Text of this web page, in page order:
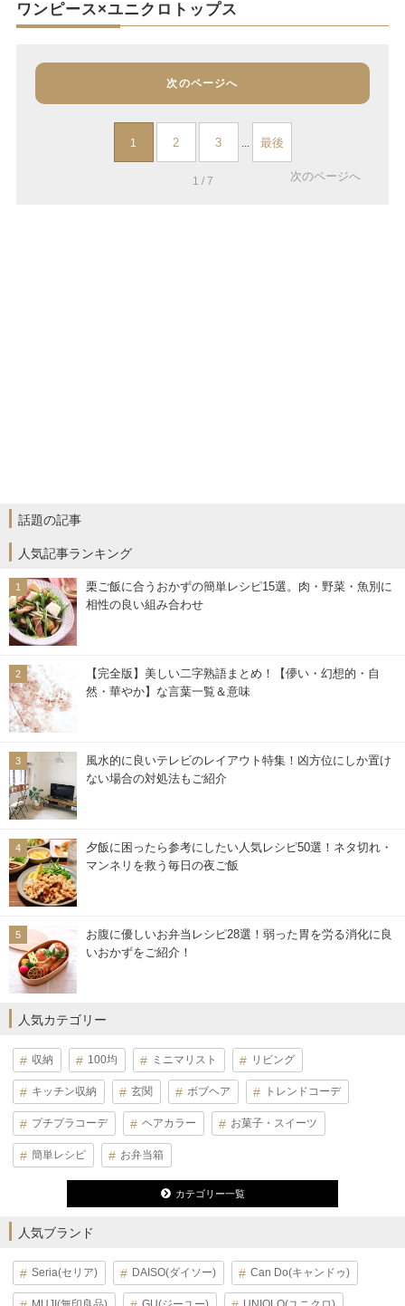
ワンピース×ユニクロトップス
次のページへ
1 2 3 ... 最後
1 / 7 次のページへ
話題の記事
人気記事ランキング
栗ご飯に合うおかずの簡単レシピ15選。肉・野菜・魚別に
相性の良い組み合わせ
【完全版】美しい二字熟語まとめ！【儚い・幻想的・自
然・華やか】な言葉一覧＆意味
風水的に良いテレビのレイアウト特集！凶方位にしか置け
ない場合の対処法もご紹介
夕飯に困ったら参考にしたい人気レシピ50選！ネタ切れ・
マンネリを救う毎日の夜ご飯
お腹に優しいお弁当レシピ28選！弱った胃を労る消化に良
いおかずをご紹介！
人気カテゴリー
収納 100均 ミニマリスト リビング
キッチン収納 玄関 ボブヘア トレンドコーデ
プチプラコーデ ヘアカラー お菓子・スイーツ
簡単レシピ お弁当箱
カテゴリー一覧
人気ブランド
Seria(セリア) DAISO(ダイソー) Can Do(キャンドゥ)